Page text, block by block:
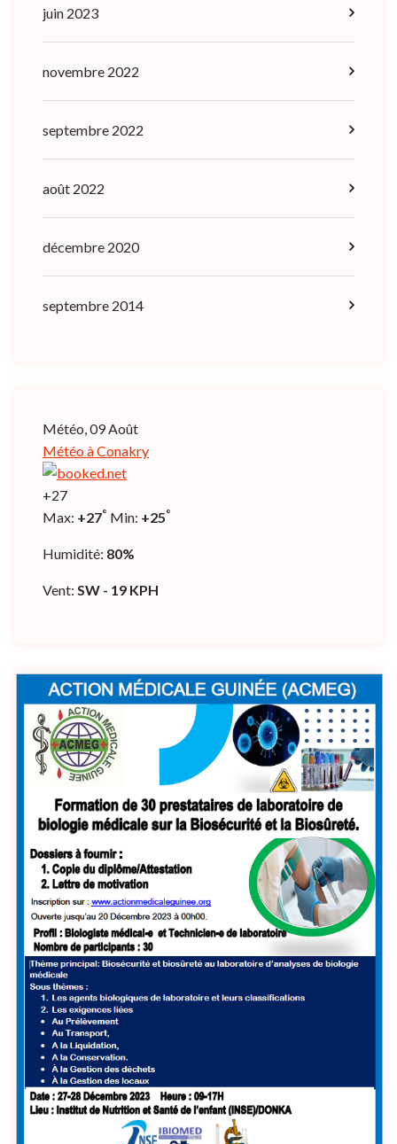
juin 2023
novembre 2022
septembre 2022
août 2022
décembre 2020
septembre 2014
Météo, 09 Août
Météo à Conakry
+27
Max: +27° Min: +25°
Humidité: 80%
Vent: SW - 19 KPH